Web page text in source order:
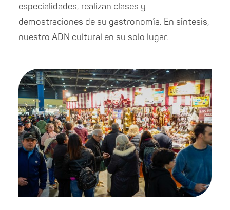
especialidades, realizan clases y
demostraciones de su gastronomía. En síntesis,
nuestro ADN cultural en su solo lugar.